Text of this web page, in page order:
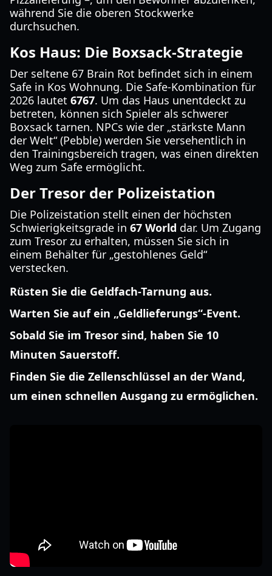
während Sie die oberen Stockwerke
durchsuchen.
Kos Haus: Die Boxsack-Strategie
Der seltene 67 Brain Rot befindet sich in einem
Safe in Kos Wohnung. Die Safe-Kombination für
2026 lautet 6767. Um das Haus unentdeckt zu
betreten, können sich Spieler als schwerer
Boxsack tarnen. NPCs wie der „stärkste Mann
der Welt“ (Pebble) werden Sie versehentlich in
den Trainingsbereich tragen, was einen direkten
Weg zum Safe ermöglicht.
Der Tresor der Polizeistation
Die Polizeistation stellt einen der höchsten
Schwierigkeitsgrade in 67 World dar. Um Zugang
zum Tresor zu erhalten, müssen Sie sich in
einem Behälter für „gestohlenes Geld“
verstecken.
Rüsten Sie die Geldfach-Tarnung aus.
Warten Sie auf ein „Geldlieferungs“-Event.
Sobald Sie im Tresor sind, haben Sie 10
Minuten Sauerstoff.
Finden Sie die Zellenschlüssel an der Wand,
um einen schnellen Ausgang zu ermöglichen.